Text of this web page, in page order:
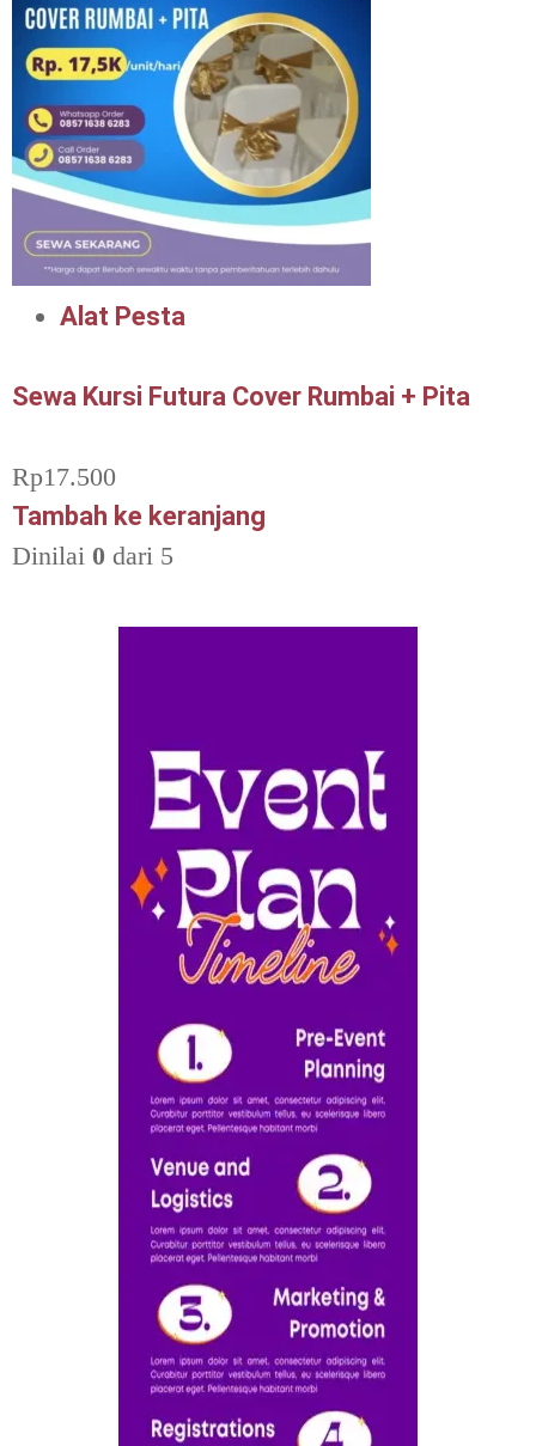
Alat Pesta
Sewa Kursi Futura Cover Rumbai + Pita
Rp17.500
Tambah ke keranjang
Dinilai 0 dari 5